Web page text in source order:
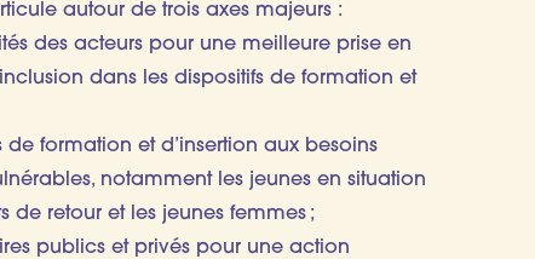
autour de trois axes majeurs :
des acteurs pour une meilleure prise en
dans les dispositifs de formation et
formation et d’insertion aux besoins
notamment les jeunes en situation
de retour et les jeunes femmes ;
publics et privés pour une action